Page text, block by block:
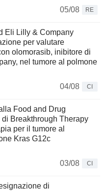
05/08
RE
Eli Lilly & Company
per valutare
olomorasib, inibitore di
nel tumore al polmone
04/08
CI
Food and Drug
Breakthrough Therapy
per il tumore al
Kras G12c
03/08
CI
di